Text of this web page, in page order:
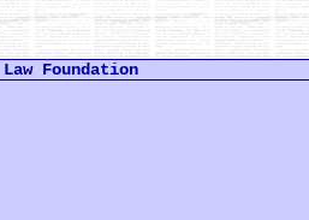
Foundation